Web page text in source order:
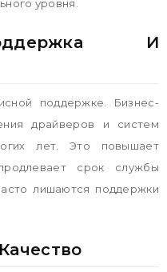
уровня.
И
поддержке. Бизнес-
драйверов и систем
лет. Это повышает
срок службы
лишаются поддержки